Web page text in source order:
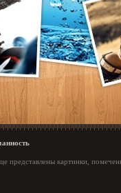
представлены картинки,